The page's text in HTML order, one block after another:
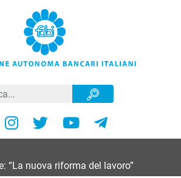
“La nuova riforma del lavoro”